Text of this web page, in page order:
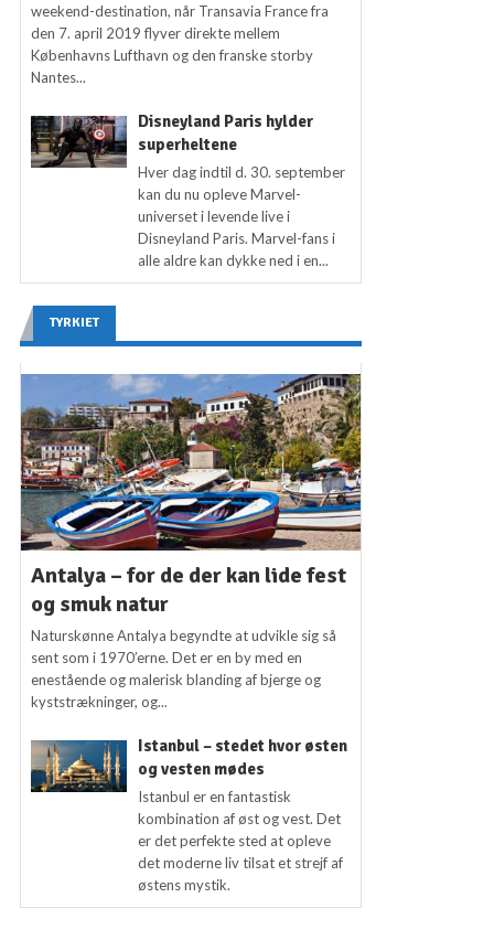
weekend-destination, når Transavia France fra
den 7. april 2019 flyver direkte mellem
Københavns Lufthavn og den franske storby
Nantes...
Disneyland Paris hylder
superheltene
Hver dag indtil d. 30. september
kan du nu opleve Marvel-
universet i levende live i
Disneyland Paris. Marvel-fans i
alle aldre kan dykke ned i en...
TYRKIET
Antalya – for de der kan lide fest
og smuk natur
Naturskønne Antalya begyndte at udvikle sig så
sent som i 1970’erne. Det er en by med en
enestående og malerisk blanding af bjerge og
kyststrækninger, og...
Istanbul – stedet hvor østen
og vesten mødes
Istanbul er en fantastisk
kombination af øst og vest. Det
er det perfekte sted at opleve
det moderne liv tilsat et strejf af
østens mystik.